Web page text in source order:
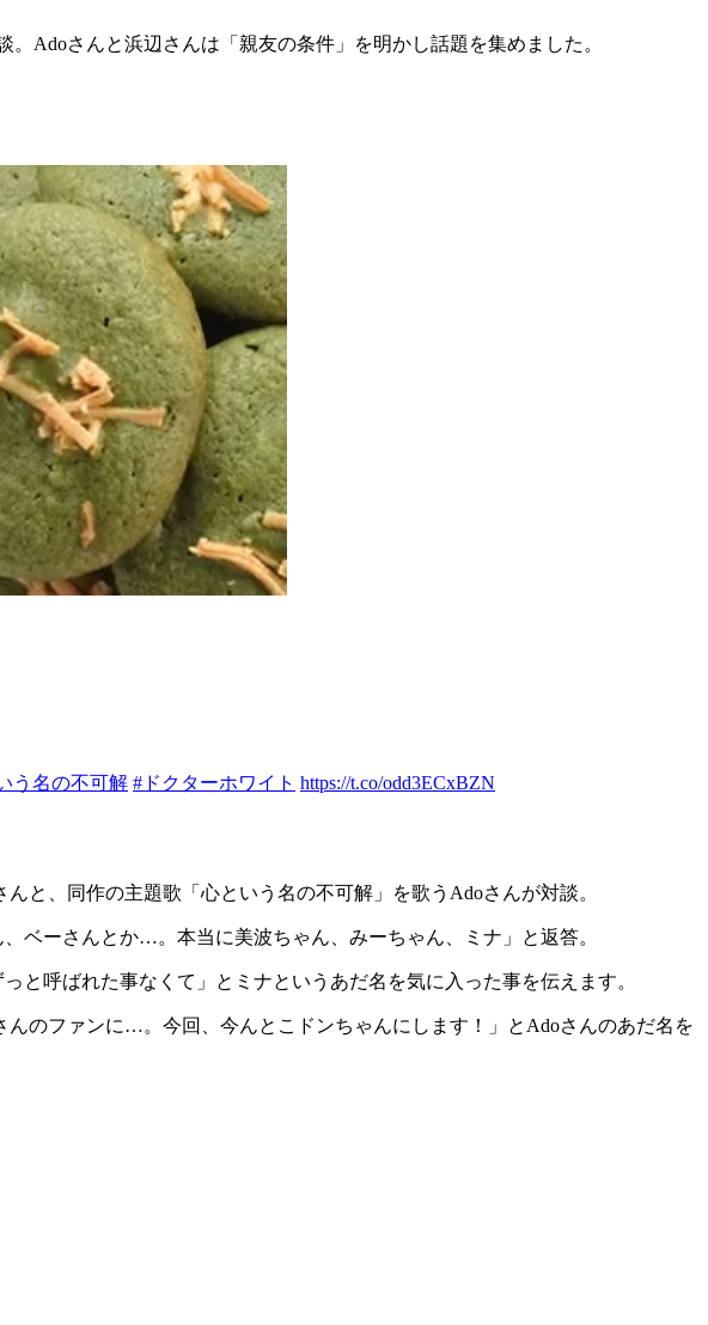
Adoさんと浜辺さんは「親友の条件」を明かし話題を集めました。
う名の不可解 #ドクターホワイト https://t.co/odd3ECxBZN
と、同作の主題歌「心という名の不可解」を歌うAdoさんが対談。
ベーさんとか…。本当に美波ちゃん、みーちゃん、ミナ」と返答。
と呼ばれた事なくて」とミナというあだ名を気に入った事を伝えます。
のファンに…。今回、今んとこドンちゃんにします！」とAdoさんのあだ名を